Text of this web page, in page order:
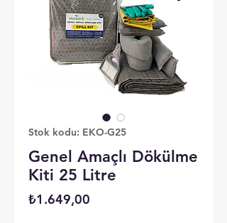
Stok kodu: EKO-G25
Genel Amaçlı Dökülme
Kiti 25 Litre
₺1.649,00